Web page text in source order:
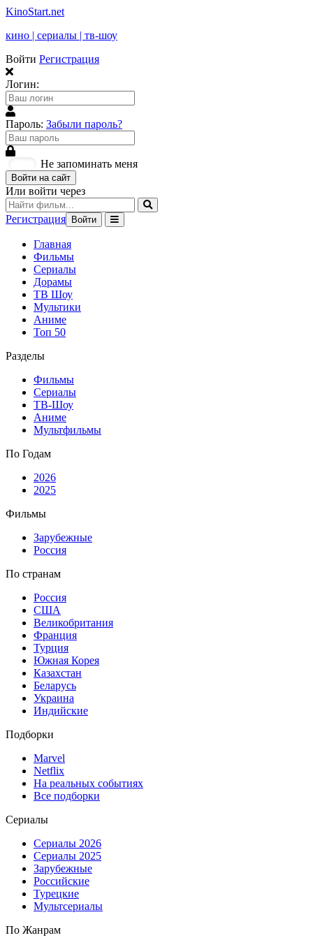
KinoStart.net
кино | сериалы | тв-шоу
Войти Регистрация
Логин:
Пароль: Забыли пароль?
Не запоминать меня
Войти на сайт
Или войти через
Регистрация Войти
Главная
Фильмы
Сериалы
Дорамы
ТВ Шоу
Мультики
Аниме
Топ 50
Разделы
Фильмы
Сериалы
ТВ-Шоу
Аниме
Мультфильмы
По Годам
2026
2025
Фильмы
Зарубежные
Россия
По странам
Россия
США
Великобритания
Франция
Турция
Южная Корея
Казахстан
Беларусь
Украина
Индийские
Подборки
Marvel
Netflix
На реальных событиях
Все подборки
Сериалы
Сериалы 2026
Сериалы 2025
Зарубежные
Российские
Турецкие
Мультсериалы
По Жанрам